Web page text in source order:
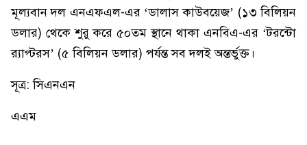
মূল্যবান দল এনএফএল-এর ‘ডালাস কাউবয়েজ’ (১৩ বিলিয়ন
ডলার) থেকে শুরু করে ৫০তম স্থানে থাকা এনবিএ-এর ‘টরন্টো
র‍্যাপ্টরস’ (৫ বিলিয়ন ডলার) পর্যন্ত সব দলই অন্তর্ভুক্ত।
সূত্র: সিএনএন
এএম